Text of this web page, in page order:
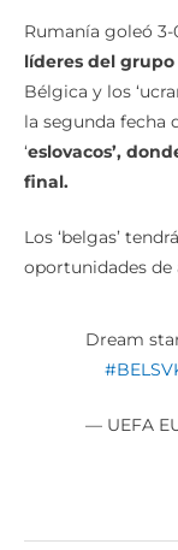
Rumanía goleó
líderes del grupo
Bélgica y los
la segunda fecha
‘eslovacos’,
final.
Los ‘belgas’
oportunidades de
Dream
— UEFA